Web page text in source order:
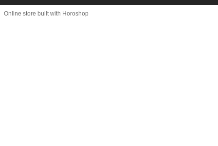
Online store built with Horoshop